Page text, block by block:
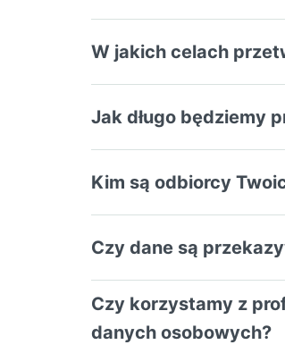
W jakich celach
Jak długo będziemy
Kim są odbiorcy
Czy dane są
Czy korzystamy z
danych osobowych?